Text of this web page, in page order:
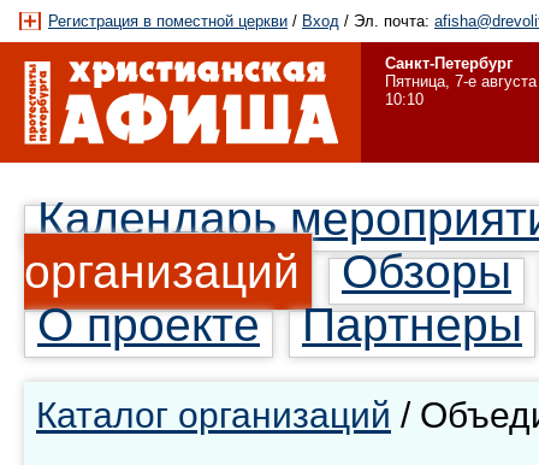
Регистрация в поместной церкви / Вход / Эл. почта:
Санкт-Петербург
Пятница, 7-е августа
10:10
Календарь
организаций
Обзоры
О проекте
Партнеры
Каталог организаций /